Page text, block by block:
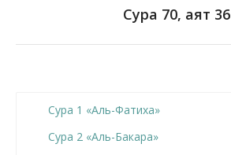
Сура 70, аят 36
Сура 1 «Аль-Фатиха»
Сура 2 «Аль-Бакара»